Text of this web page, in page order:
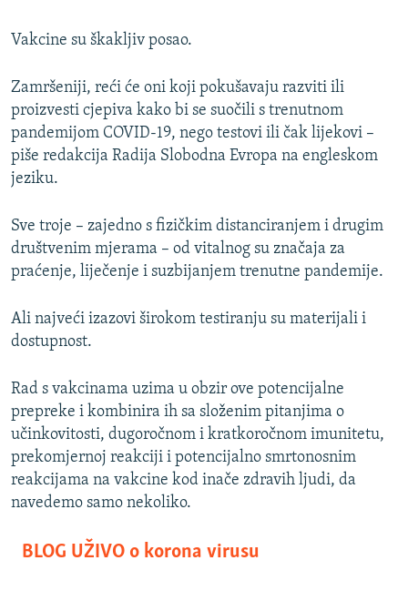
MOJA EVROPA
SVE KARTE DEJTONA
NASTANAK I RASPAD JUGOSLAVIJE
Vakcine su škakljiv posao.
Zamršeniji, reći će oni koji pokušavaju razviti ili
proizvesti cjepiva kako bi se suočili s trenutnom
pandemijom COVID-19, nego testovi ili čak lijekovi –
piše redakcija Radija Slobodna Evropa na engleskom
jeziku.
Sve troje – zajedno s fizičkim distanciranjem i drugim
društvenim mjerama – od vitalnog su značaja za
praćenje, liječenje i suzbijanjem trenutne pandemije.
Ali najveći izazovi širokom testiranju su materijali i
dostupnost.
Rad s vakcinama uzima u obzir ove potencijalne
prepreke i kombinira ih sa složenim pitanjima o
učinkovitosti, dugoročnom i kratkoročnom imunitetu,
prekomjernoj reakciji i potencijalno smrtonosnim
reakcijama na vakcine kod inače zdravih ljudi, da
navedemo samo nekoliko.
BLOG UŽIVO o korona virusu